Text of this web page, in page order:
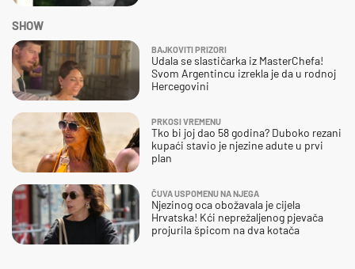
SHOW
BAJKOVITI PRIZORI
Udala se slastičarka iz MasterChefa!
Svom Argentincu izrekla je da u rodnoj
Hercegovini
PRKOSI VREMENU
Tko bi joj dao 58 godina? Duboko rezani
kupaći stavio je njezine adute u prvi
plan
ČUVA USPOMENU NA NJEGA
Njezinog oca obožavala je cijela
Hrvatska! Kći neprežaljenog pjevača
projurila špicom na dva kotača